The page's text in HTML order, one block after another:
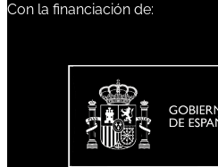
Con la financiación de: